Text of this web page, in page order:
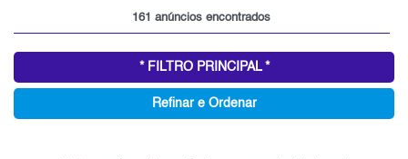
161 anúncios encontrados
* FILTRO PRINCIPAL *
Refinar e Ordenar